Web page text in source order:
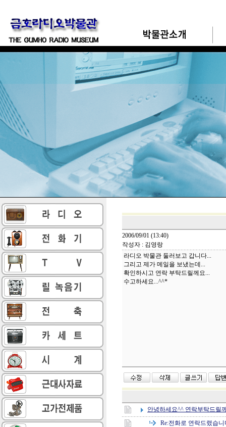
2006/09/01 (13:40)
작성자 : 김영랑
라디오 박물관 둘러보고 갑니다...
그리고 제가 메일을 보냈는데...
확인하시고 연락 부탁드릴께요...
수고하세요...^^*
안녕하세요^^ 연락부탁드릴
Re:전화로 연락드렸습니